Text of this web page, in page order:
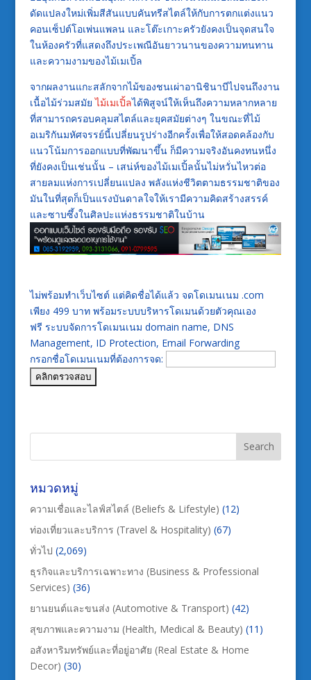
ดัดแปลงใหม่เพิ่มสีสันแบบคันทรีสไตล์ให้กับการตกแต่งแนว
คอนเซ็ปต์โอเพ่นแพลน และโต๊ะเกาะครัวยังคงเป็นจุดสนใจ
ในห้องครัวที่แสดงถึงประเพณีอันยาวนานของความทนทาน
และความงามของไม้เมเปิ้ล
จากผลงานแกะสลักจากไม้ของชนเผ่าอานิชินาบีไปจนถึงงาน
เนื้อไม้ร่วมสมัยไม้เมเปิ้ลได้พิสูจน์ให้เห็นถึงความหลากหลาย
ที่สามารถครอบคลุมสไตล์และยุคสมัยต่างๆ ในขณะที่ไม้
อเมริกันมหัศจรรย์นี้เปลี่ยนรูปร่างอีกครั้งเพื่อให้สอดคล้องกับ
แนวโน้มการออกแบบที่พัฒนาขึ้น ก็มีความจริงอันคงทนหนึ่ง
ที่ยังคงเป็นเช่นนั้น – เสน่ห์ของไม้เมเปิ้ลนั้นไม่หวั่นไหวต่อ
สายลมแห่งการเปลี่ยนแปลง พลังแห่งชีวิตตามธรรมชาติของ
มันในที่สุดก็เป็นแรงบันดาลใจให้เรามีความคิดสร้างสรรค์
และซาบซึ้งในศิลปะแห่งธรรมชาติในบ้าน
ไม่พร้อมทำเว็บไซต์ แต่คิดชื่อได้แล้ว จดโดเมนเนม .com
เพียง 499 บาท พร้อมระบบบริหารโดเมนด้วยตัวคุณเอง
ฟรี ระบบจัดการโดเมนเนม domain name, DNS
Management, ID Protection, Email Forwarding
กรอกชื่อโดเมนเนมที่ต้องการจด:
หมวดหมู่
ความเชื่อและไลฟ์สไตล์ (Beliefs & Lifestyle) (12)
ท่องเที่ยวและบริการ (Travel & Hospitality) (67)
ทั่วไป (2,069)
ธุรกิจและบริการเฉพาะทาง (Business & Professional
Services) (36)
ยานยนต์และขนส่ง (Automotive & Transport) (42)
สุขภาพและความงาม (Health, Medical & Beauty) (11)
อสังหาริมทรัพย์และที่อยู่อาศัย (Real Estate & Home
Decor) (30)